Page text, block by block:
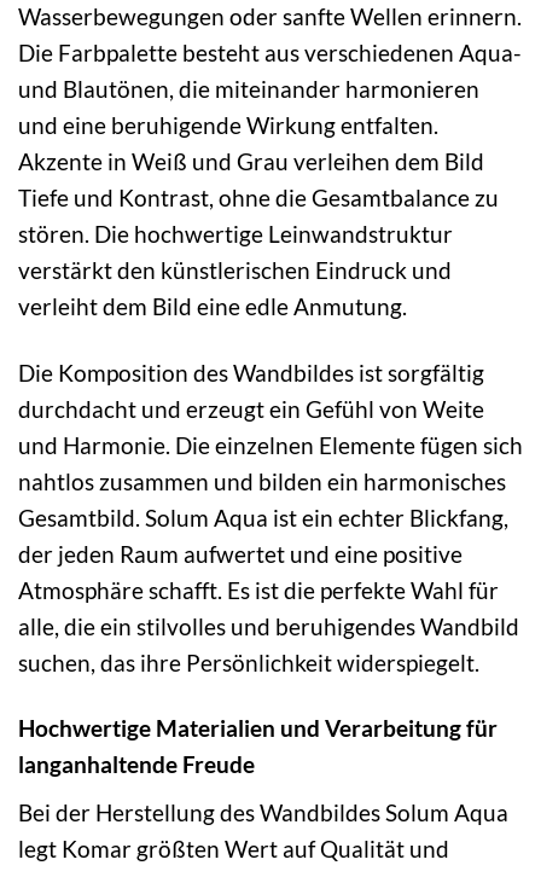
Wasserbewegungen oder sanfte Wellen erinnern.
Die Farbpalette besteht aus verschiedenen Aqua-
und Blautönen, die miteinander harmonieren
und eine beruhigende Wirkung entfalten.
Akzente in Weiß und Grau verleihen dem Bild
Tiefe und Kontrast, ohne die Gesamtbalance zu
stören. Die hochwertige Leinwandstruktur
verstärkt den künstlerischen Eindruck und
verleiht dem Bild eine edle Anmutung.
Die Komposition des Wandbildes ist sorgfältig
durchdacht und erzeugt ein Gefühl von Weite
und Harmonie. Die einzelnen Elemente fügen sich
nahtlos zusammen und bilden ein harmonisches
Gesamtbild. Solum Aqua ist ein echter Blickfang,
der jeden Raum aufwertet und eine positive
Atmosphäre schafft. Es ist die perfekte Wahl für
alle, die ein stilvolles und beruhigendes Wandbild
suchen, das ihre Persönlichkeit widerspiegelt.
Hochwertige Materialien und Verarbeitung für
langanhaltende Freude
Bei der Herstellung des Wandbildes Solum Aqua
legt Komar größten Wert auf Qualität und